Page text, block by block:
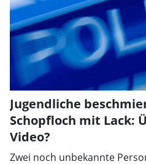
Jugendliche
Schopfloch mit Lack:
Video?
Zwei noch unbekannte